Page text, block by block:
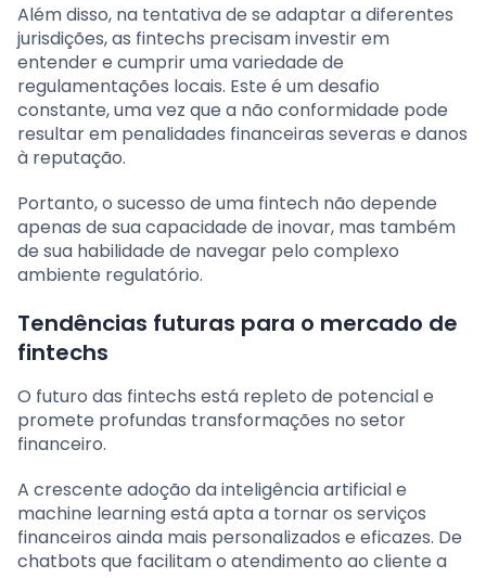
Além disso, na tentativa de se adaptar a diferentes
jurisdições, as fintechs precisam investir em
entender e cumprir uma variedade de
regulamentações locais. Este é um desafio
constante, uma vez que a não conformidade pode
resultar em penalidades financeiras severas e danos
à reputação.
Portanto, o sucesso de uma fintech não depende
apenas de sua capacidade de inovar, mas também
de sua habilidade de navegar pelo complexo
ambiente regulatório.
Tendências futuras para o mercado de
fintechs
O futuro das fintechs está repleto de potencial e
promete profundas transformações no setor
financeiro.
A crescente adoção da inteligência artificial e
machine learning está apta a tornar os serviços
financeiros ainda mais personalizados e eficazes. De
chatbots que facilitam o atendimento ao cliente a